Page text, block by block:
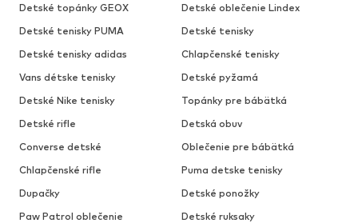
Detské topánky GEOX
Detské oblečenie Lindex
Detské tenisky PUMA
Detské tenisky
Detské tenisky adidas
Chlapčenské tenisky
Vans détske tenisky
Detské pyžamá
Detské Nike tenisky
Topánky pre bábätká
Detské rifle
Detská obuv
Converse detské
Oblečenie pre bábätká
Chlapčenské rifle
Puma detske tenisky
Dupačky
Detské ponožky
Paw Patrol oblečenie
Detské ruksaky